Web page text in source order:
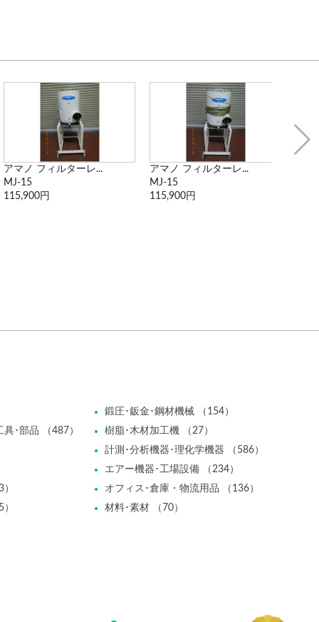
アマノ フィルターレ...
MJ-15
115,900円
アマノ フィルターレ...
MJ-15
115,900円
鍛圧･鈑金･鋼材機械 （154）
･部品 （487）
樹脂･木材加工機 （27）
計測･分析機器･理化学機器 （586）
エアー機器･工場設備 （234）
オフィス･倉庫・物流用品 （136）
材料･素材 （70）